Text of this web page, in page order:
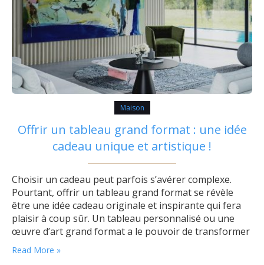
Maison
Offrir un tableau grand format : une idée
cadeau unique et artistique !
Choisir un cadeau peut parfois s’avérer complexe.
Pourtant, offrir un tableau grand format se révèle
être une idée cadeau originale et inspirante qui fera
plaisir à coup sûr. Un tableau personnalisé ou une
œuvre d’art grand format a le pouvoir de transformer
n’importe quel espace tout en apportant une touche
esthétique unique. Pourquoi opter pour un tableau
Read More »